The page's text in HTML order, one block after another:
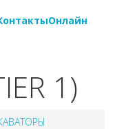
Онлайн
1)